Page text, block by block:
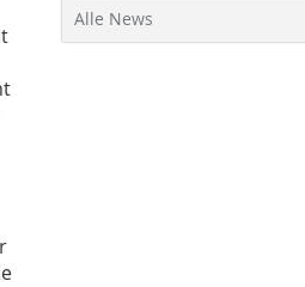
Alle News